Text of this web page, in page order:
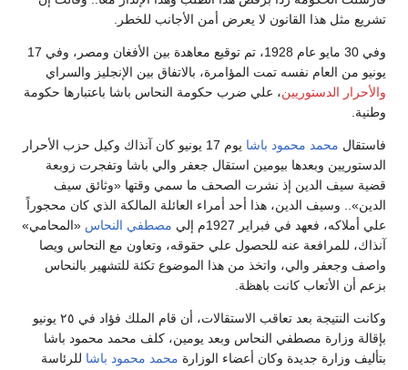
تشريع مثل هذا القانون لا يعرض أمن الأجانب للخطر.
وفي 30 مايو عام 1928، تم توقيع معاهدة بين الأفغان ومصر، وفي 17
يونيو من العام نفسه تمت المؤامرة، بالاتفاق بين الإنجليز والسراي
والأحرار الدستوريين، علي ضرب حكومة النحاس باشا باعتبارها حكومة
وطنية.
فاستقال محمد محمود باشا
يوم 17 يونيو كان آنذاك وكيل حزب الأحرار
الدستوريين وبعدها بيومين استقال جعفر والي باشا وتفجرت زوبعة
قضية سيف الدين إذ نشرت الصحف ما سمي وقتها «وثائق سيف
الدين».. وسيف الدين، هذا أحد أمراء العائلة المالكة الذي كان محجوراً
علي أملاكه، فعهد في فبراير 1927م إلي
مصطفي النحاس «المحامي»
آنذاك، للمرافعة عنه للحصول علي حقوقه، وتعاون مع النحاس ويصا
واصف وجعفر والي، واتخذ من هذا الموضوع تكئة للتشهير بالنحاس
بزعم أن الأتعاب كانت باهظة.
وكانت النتيجة بعد تعاقب الاستقالات، أن قام الملك فؤاد في ٢٥ يونيو
بإقالة وزارة مصطفي النحاس وبعد يومين، كلف محمد محمود باشا
بتأليف وزارة جديدة وكان أعضاء الوزارة محمد محمود باشا للرئاسة